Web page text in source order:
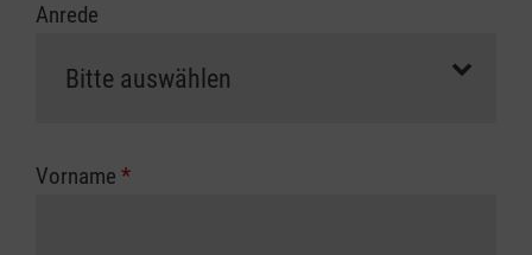
erfolgt eine Abrechnung der vollen Kursgebühr
Die notwendigen Formulare für die
zuständigen Berufsgenossenschaft oder
Anrede
Vorname *